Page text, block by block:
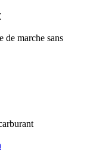
de marche sans